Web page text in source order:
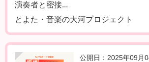
演奏者と密接...
とよた・音楽の大河プロジェクト
公開日：2025年09月